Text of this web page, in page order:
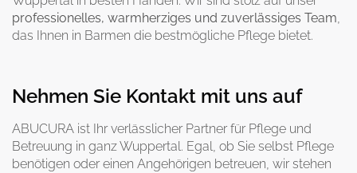
professionelles, warmherziges und zuverlässiges Team,
das Ihnen in Barmen die bestmögliche Pflege bietet.
Nehmen Sie Kontakt mit uns auf
ABUCURA ist Ihr verlässlicher Partner für Pflege und
Betreuung in ganz Wuppertal. Egal, ob Sie selbst Pflege
benötigen oder einen Angehörigen betreuen, wir stehen